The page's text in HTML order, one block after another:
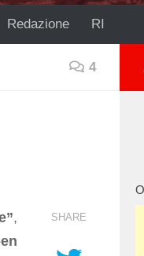
Redazione RI
4
,
SHARE